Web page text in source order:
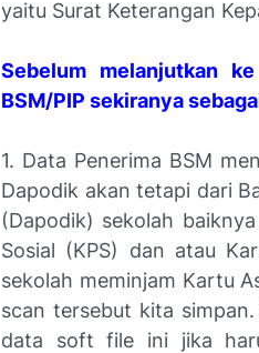
yaitu Surat Keterangan
Sebelum melanjutkan
BSM/PIP sekiranya
1. Data Penerima BSM
Dapodik akan tetapi dari
(Dapodik) sekolah
Sosial (KPS) dan atau
sekolah meminjam Kartu
scan tersebut kita
data soft file ini jika